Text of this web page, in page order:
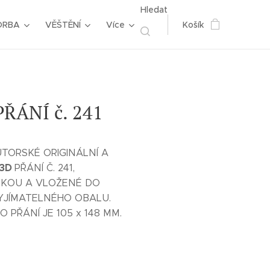
VĚŠTĚNÍ Více
Hledat
Košík
č. 241
ORIGINÁLNÍ A
PŘÁNÍ Č. 241,
A VLOŽENÉ DO
OBALU.
PŘÁNÍ JE 105 x 148 MM.